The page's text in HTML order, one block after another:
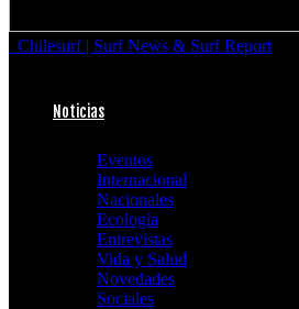
Chilesurf | Surf News & Surf Report
Noticias
Eventos
Internacional
Nacionales
Ecología
Entrevistas
Vida y Salud
Novedades
Sociales